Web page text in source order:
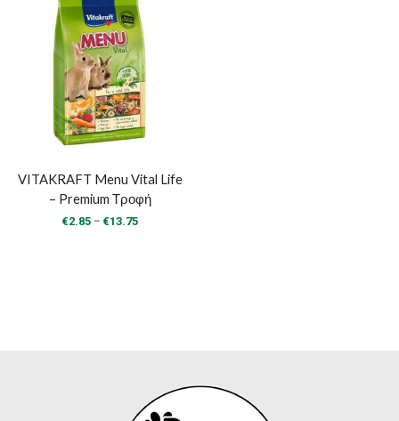
VITAKRAFT Menu Vital Life
– Premium Τροφή
€2.85 – €13.75Price